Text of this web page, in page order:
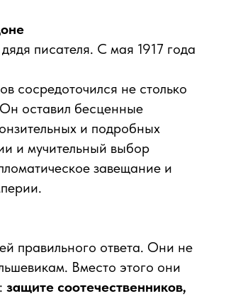
писателя. С мая 1917 года
сосредоточился не столько
оставил бесценные
и подробных
и мучительный выбор
завещание и
правильного ответа. Они не
Вместо этого они
защите соотечественников,